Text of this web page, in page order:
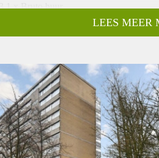
x Bruto huur
Afhankelijk van de Eigenaar
Nee
studenten: Afhankelijk van de Eigenaar
LEES MEER